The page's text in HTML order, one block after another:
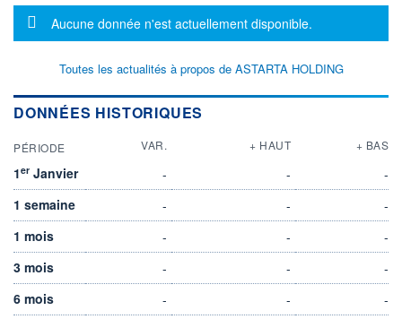
Message d'information
Aucune donnée n'est actuellement disponible.
Toutes les actualités à propos de ASTARTA HOLDING
DONNÉES HISTORIQUES
PÉRIODE VAR. + HAUT + BAS
1er Janvier - -
-
1 semaine
- -
-
1 mois
- -
-
3 mois
- -
-
6 mois
- -
-